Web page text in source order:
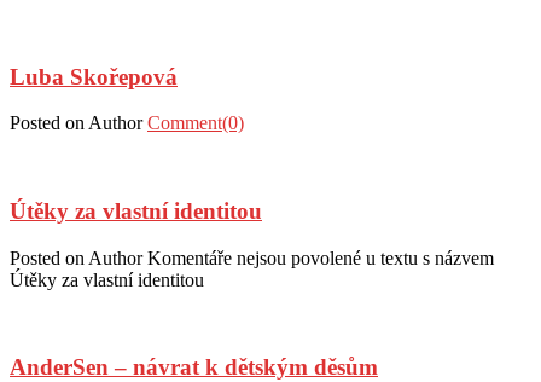
Luba Skořepová
Posted on Author Comment(0)
Útěky za vlastní identitou
Posted on Author Komentáře nejsou povolené u textu s názvem
Útěky za vlastní identitou
AnderSen – návrat k dětským děsům